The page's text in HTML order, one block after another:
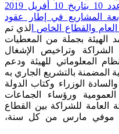
منشور عدد 10 بتاريخ 10 أفريل 2019
المشاريع في إطار عقود
والقطاع الخاص ا لذي تم
الهيئة بجملة من المعطيات
الشراكة وتراخيص الإشغال
المعلوماتي للهيئة ودعم
المضمنة بالتشريع الجاري به
الوزراء وكتاب الدولة
ورؤساء الجماعات
العامة للشراكة بين القطاع
موفي مارس من كل سنة،